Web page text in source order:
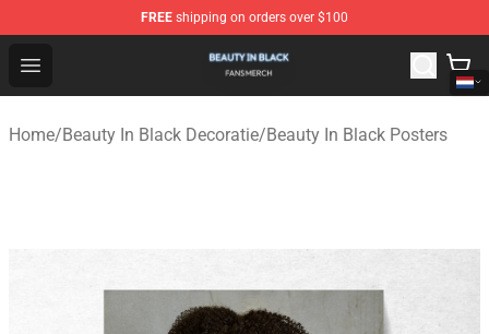
FREE shipping on orders over $100
Open menu
Beauty In Black Shop - Official Beauty In Black
Home/Beauty In Black Decoratie/Beauty In Black Posters